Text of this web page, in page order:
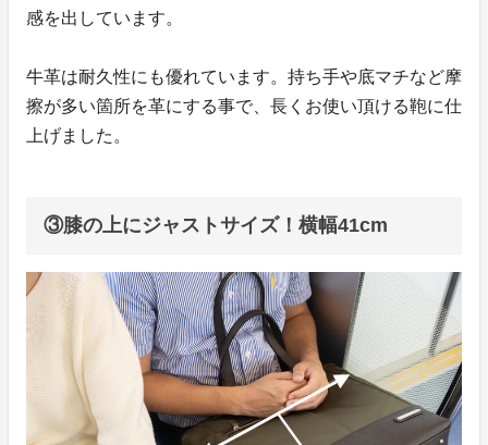
感を出しています。
牛革は耐久性にも優れています。持ち手や底マチなど摩
擦が多い箇所を革にする事で、長くお使い頂ける鞄に仕
上げました。
③膝の上にジャストサイズ！横幅41cm